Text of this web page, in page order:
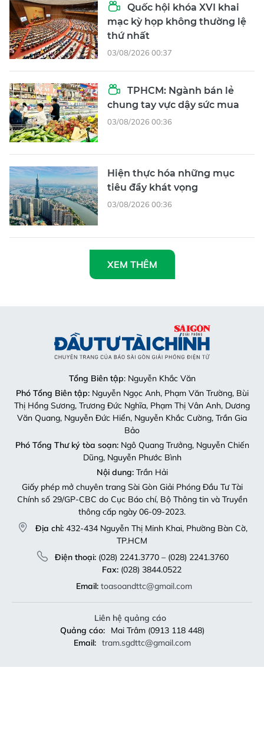
Quốc hội khóa XVI khai
mạc kỳ họp không thường lệ
thứ nhất
03/08/2026 00:37
TPHCM: Ngành bán lẻ
chung tay vực dậy sức mua
03/08/2026 00:36
Hiện thực hóa những mục
tiêu đầy khát vọng
03/08/2026 00:36
XEM THÊM
Tổng Biên tập: Nguyễn Khắc Văn
Phó Tổng Biên tập:Nguyễn Ngọc Anh, Phạm Văn Trường, Bùi
Thị Hồng Sương, Trương Đức Nghĩa, Phạm Thị Vân Anh, Dương
Văn Quang, Nguyễn Đức Hiển, Nguyễn Khắc Cường, Trần Gia
Bảo
Phó Tổng Thư ký tòa soạn:Ngô Quang Trưởng, Nguyễn Chiến
Dũng, Nguyễn Phước Bình
Nội dung:Trần Hải
Giấy phép mở chuyên trang Sài Gòn Giải Phóng Đầu Tư Tài
Chính số 29/GP-CBC do Cục Báo chí, Bộ Thông tin và Truyền
thông cấp ngày 06-09-2023.
Địa chỉ: 432-434 Nguyễn Thị Minh Khai, Phường Bàn Cờ,
TP.HCM
Điện thoại:(028) 2241.3770 – (028) 2241.3760
Fax:(028) 3844.0522
Email: toasoandttc@gmail.com
Liên hệ quảng cáo
Quảng cáo:
Mai Trâm (0913 118 448)
Email: tram.sgdttc@gmail.com